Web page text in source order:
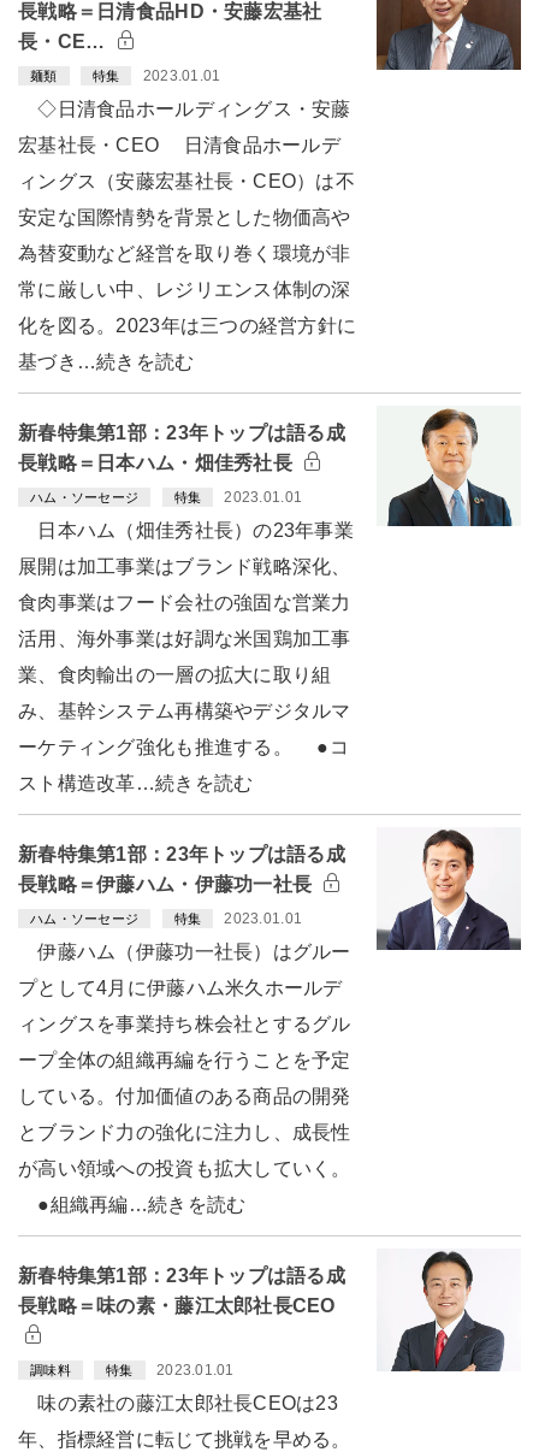
長戦略＝日清食品HD・安藤宏基社
長・CE…
麺類 特集 2023.01.01
◇日清食品ホールディングス・安藤
宏基社長・CEO 日清食品ホールデ
ィングス（安藤宏基社長・CEO）は不
安定な国際情勢を背景とした物価高や
為替変動など経営を取り巻く環境が非
常に厳しい中、レジリエンス体制の深
化を図る。2023年は三つの経営方針に
基づき…続きを読む
新春特集第1部：23年トップは語る成
長戦略＝日本ハム・畑佳秀社長
ハム・ソーセージ 特集 2023.01.01
日本ハム（畑佳秀社長）の23年事業
展開は加工事業はブランド戦略深化、
食肉事業はフード会社の強固な営業力
活用、海外事業は好調な米国鶏加工事
業、食肉輸出の一層の拡大に取り組
み、基幹システム再構築やデジタルマ
ーケティング強化も推進する。 ●コ
スト構造改革…続きを読む
新春特集第1部：23年トップは語る成
長戦略＝伊藤ハム・伊藤功一社長
ハム・ソーセージ 特集 2023.01.01
伊藤ハム（伊藤功一社長）はグルー
プとして4月に伊藤ハム米久ホールデ
ィングスを事業持ち株会社とするグル
ープ全体の組織再編を行うことを予定
している。付加価値のある商品の開発
とブランド力の強化に注力し、成長性
が高い領域への投資も拡大していく。
●組織再編…続きを読む
新春特集第1部：23年トップは語る成
長戦略＝味の素・藤江太郎社長CEO
調味料 特集 2023.01.01
味の素社の藤江太郎社長CEOは23
年、指標経営に転じて挑戦を早める。